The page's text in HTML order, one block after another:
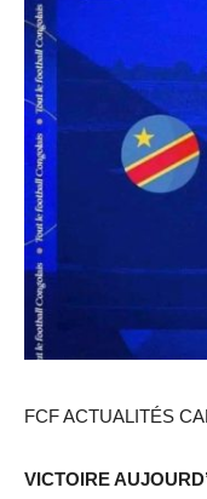
FCF ACTUALITÉS
VICTOIRE